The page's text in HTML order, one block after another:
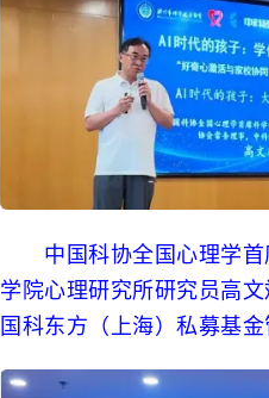
中国科协全国心理学首
学院心理研究所研究员高
国科东方（上海）私募基